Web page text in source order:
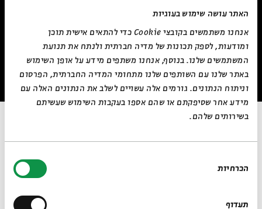
האתר עושה שימוש בעוגיות
אנחנו משתמשים בקובצי Cookie כדי להתאים אישית תוכן
ומודעות, לספק תכונות של מדיה חברתית ולנתח את תנועת
המשתמשים שלנו. בנוסף, אנחנו משתפים מידע על אופן השימוש
באתר שלנו עם השותפים שלנו מתחומי המדיה החברתית, הפרסום
וניתוח הנתונים. גורמים אלה עשויים לשלב את הנתונים האלה עם
מידע אחר שסיפקתם או שהם אספו בעקבות השימוש שעשיתם
בשירותים שלהם.
הסכמה
הכרחיות
תעדוף
תחינה על האינטימיות
ורכות בתוך תקופה מורכבת וקשה. גרינברג מתעדת את שגרת המלחמה
בעורף, שהפך לפרקים לזירה פעילה, אך ברוב הזמן המשיך לקיים חיים.
רגעים יומיומיים: אזעקה, כביסה, "הותר לפרסום", ארוחות ערב, בכי, לישון.